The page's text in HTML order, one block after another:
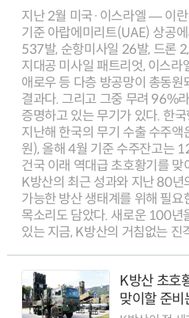
지난 2월 미국·이스라엘 ― 이
기준 아랍에미리트(UAE) 상공
537발, 순항미사일 26발, 드론
지대공 미사일 패트리엇, 이스라
애로우 등 다층 방공망이 총동
결과다. 그리고 그중 무려 96%
증명하고 있는 무기가 있다. 한
지난해 한국의 무기 수출 수주
원), 올해 4월 기준 수주잔고는
건국 이래 역대급 초호황기를 맞
K방산의 최근 성과와 지난 80년
가능한 방산 생태계를 위해 필요
목소리도 담았다. 새로운 100년
있는 지금, K방산의 거침없는 진
K방산 초호
맞이할 준비